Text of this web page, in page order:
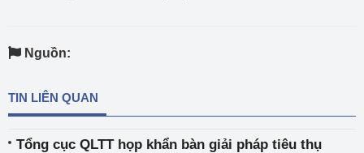
Nguồn:
TIN LIÊN QUAN
Tổng cục QLTT họp khẩn bàn giải pháp tiêu thụ